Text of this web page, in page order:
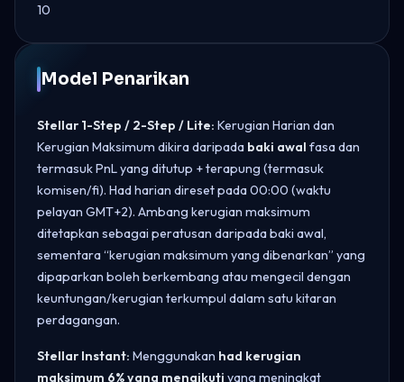
10
Model Penarikan
Stellar 1-Step / 2-Step / Lite: Kerugian Harian dan
Kerugian Maksimum dikira daripada baki awal fasa dan
termasuk PnL yang ditutup + terapung (termasuk
komisen/fi). Had harian direset pada 00:00 (waktu
pelayan GMT+2). Ambang kerugian maksimum
ditetapkan sebagai peratusan daripada baki awal,
sementara “kerugian maksimum yang dibenarkan” yang
dipaparkan boleh berkembang atau mengecil dengan
keuntungan/kerugian terkumpul dalam satu kitaran
perdagangan.
Stellar Instant: Menggunakan had kerugian
maksimum 6% yang mengikuti yang meningkat